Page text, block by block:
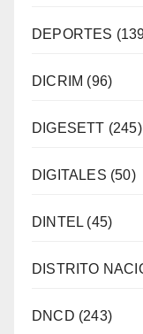
DEPORTES
DICRIM (96)
DIGESETT (245)
DIGITALES (50)
DINTEL (45)
DISTRITO
DNCD (243)